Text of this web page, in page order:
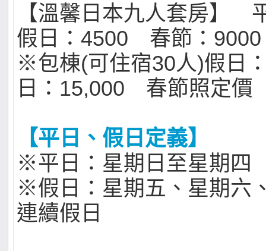
【溫馨日本九人套房】
假日：4500 春節：9000
※包棟(可住宿30人)假日
日：15,000 春節照定價
【平日、假日定義】
※平日：星期日至星期四
※假日：星期五、星期六
連續假日